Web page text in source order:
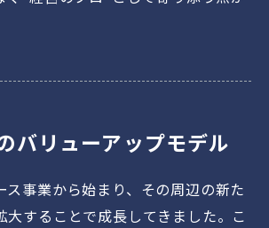
バリューアップモデル
ス事業から始まり、その周辺の新た
大することで成長してきました。こ